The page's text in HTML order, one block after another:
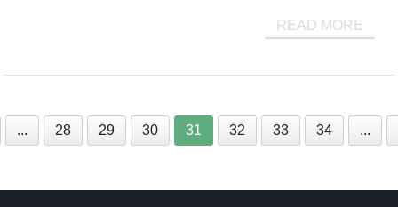
READ MORE
... 28 29 30 31 32 33 34 ...